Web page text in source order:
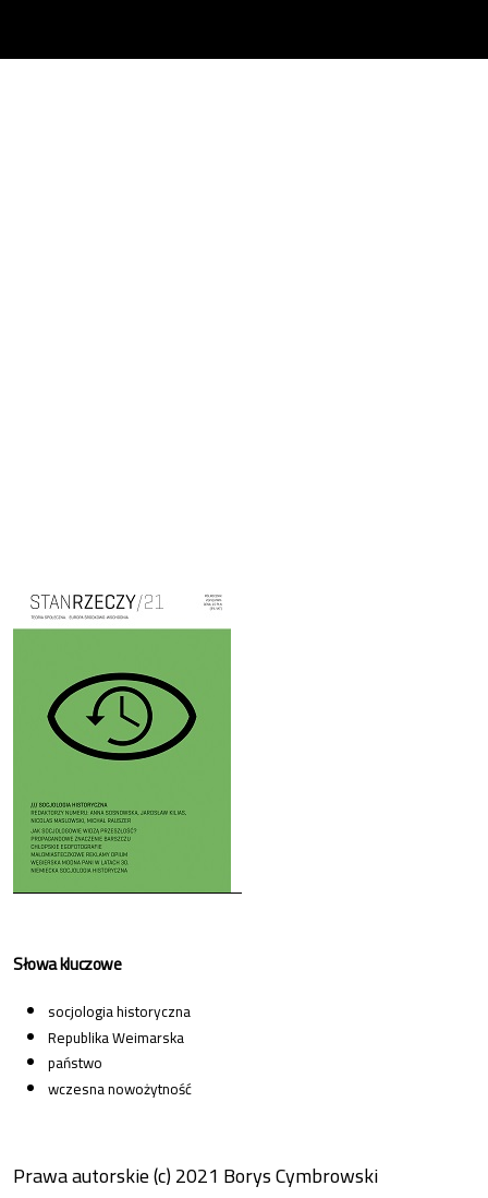
Cover image
Słowa kluczowe
socjologia historyczna
Republika Weimarska
państwo
wczesna nowożytność
Prawa autorskie (c) 2021 Borys Cymbrowski